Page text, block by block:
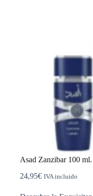
Asad Zanzibar 100 ml.
24,95€ IVA incluido